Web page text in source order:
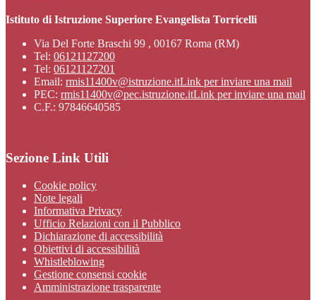
Istituto di Istruzione Superiore Evangelista Torricelli
Via Del Forte Braschi 99 , 00167 Roma (RM)
Tel: 06121127200
Tel: 06121127201
Email: rmis11400v@istruzione.itLink per inviare una mail
PEC: rmis11400v@pec.istruzione.itLink per inviare una mail
C.F.: 97846640585
Sezione Link Utili
Cookie policy
Note legali
Informativa Privacy
Ufficio Relazioni con il Pubblico
Dichiarazione di accessibilità
Obiettivi di accessibilità
Whistleblowing
Gestione consensi cookie
Amministrazione trasparente